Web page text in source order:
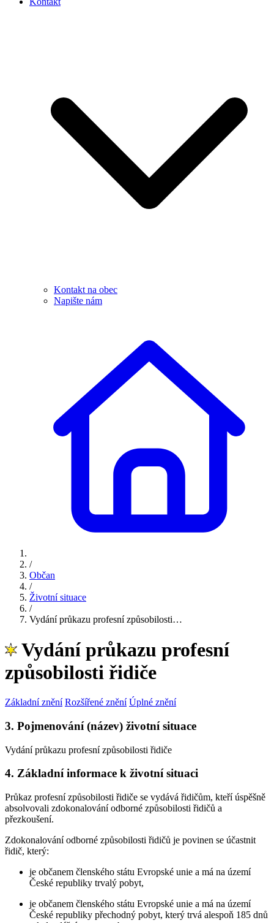
Kontakt na obec
Napište nám
/
Občan
/
Životní situace
/
Vydání průkazu profesní způsobilosti…
Vydání průkazu profesní
způsobilosti řidiče
Základní znění Rozšířené znění Úplné znění
3. Pojmenování (název) životní situace
Vydání průkazu profesní způsobilosti řidiče
4. Základní informace k životní situaci
Průkaz profesní způsobilosti řidiče se vydává řidičům, kteří úspěšně
absolvovali zdokonalování odborné způsobilosti řidičů a
přezkoušení.
Zdokonalování odborné způsobilosti řidičů je povinen se účastnit
řidič, který:
je občanem členského státu Evropské unie a má na území
České republiky trvalý pobyt,
je občanem členského státu Evropské unie a má na území
České republiky přechodný pobyt, který trvá alespoň 185 dnů